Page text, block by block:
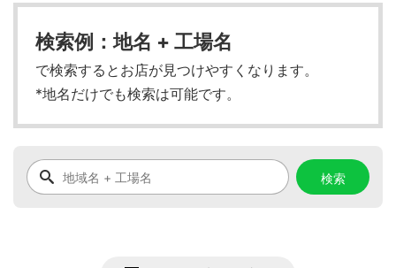
検索例：地名 + 工場名
で検索するとお店が見つけやすくなります。
*地名だけでも検索は可能です。